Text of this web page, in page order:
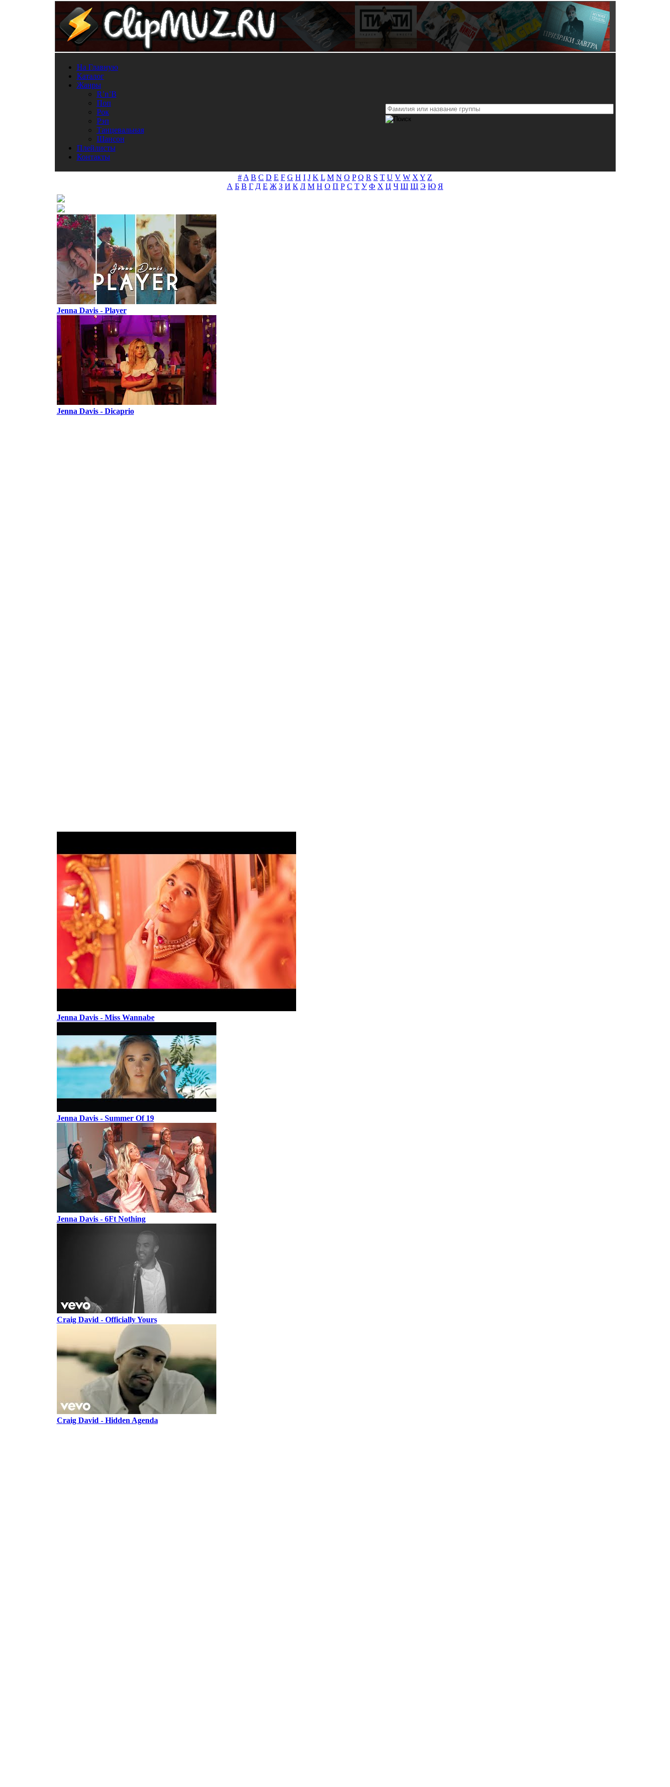
На Главную
Каталог
Жанры
R’n’B
Поп
Рок
Рэп
Танцевальная
Шансон
Плейлисты
Контакты
# A B C D E F G H I J K L M N O P Q R S T U V W X Y Z
А Б В Г Д Е Ж З И К Л М Н О П Р С Т У Ф Х Ц Ч Ш Щ Э Ю Я
Jenna Davis - Player
Jenna Davis - Dicaprio
Jenna Davis - Miss Wannabe
Jenna Davis - Summer Of 19
Jenna Davis - 6Ft Nothing
Craig David - Officially Yours
Craig David - Hidden Agenda